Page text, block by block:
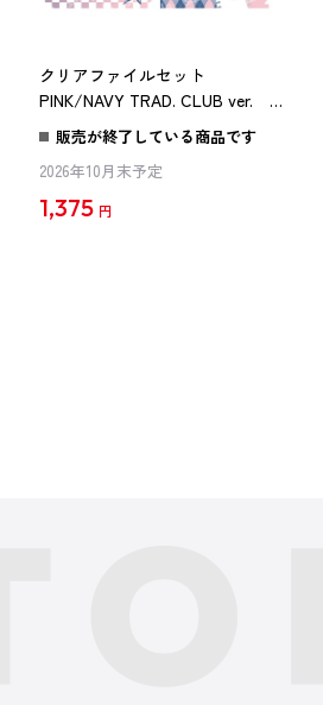
クリアファイルセット
PINK/NAVY TRAD. CLUB ver. 君
には届かない。
販売が終了している商品です
2026年10月末予定
1,375 円